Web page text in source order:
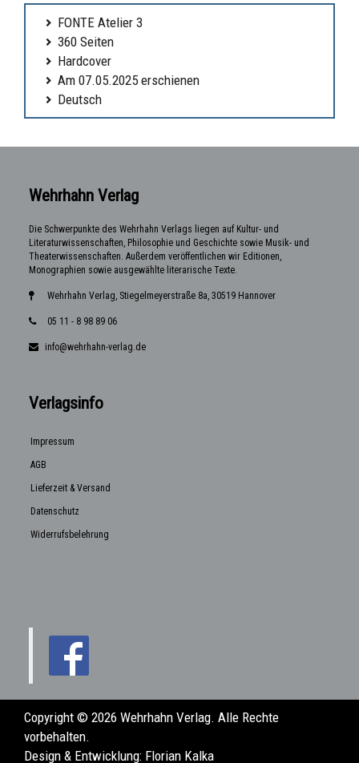
FONTE Atelier 3
360 Seiten
Hardcover
Am 07.05.2025 erschienen
Deutsch
Wehrhahn Verlag
Die Schwerpunkte des Wehrhahn Verlags liegen auf Kultur- und
Literaturwissenschaften, Philosophie und Geschichte sowie Musik- und
Theaterwissenschaften. Außerdem veröffentlichen wir Editionen,
Monographien sowie ausgewählte literarische Texte.
Wehrhahn Verlag, Stiegelmeyerstraße 8a, 30519 Hannover
05 11 - 8 98 89 06
info@wehrhahn-verlag.de
Verlagsinfo
Impressum
AGB
Lieferzeit & Versand
Datenschutz
Widerrufsbelehrung
Copyright © 2026 Wehrhahn Verlag. Alle Rechte
vorbehalten.
Design & Entwicklung: Florian Kalka